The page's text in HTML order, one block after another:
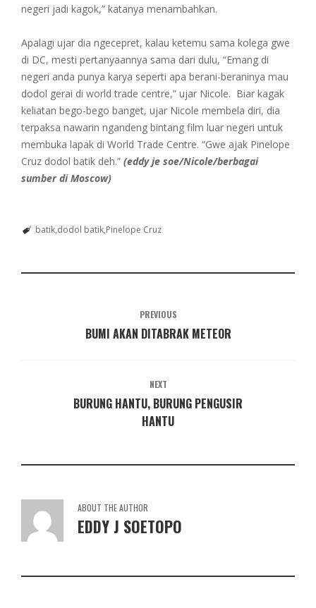
negeri jadi kagok,” katanya menambahkan.
Apalagi ujar dia ngecepret, kalau ketemu sama kolega gwe
di DC, mesti pertanyaannya sama dari dulu, “Emang di
negeri anda punya karya seperti apa berani-beraninya mau
dodol gerai di world trade centre,” ujar Nicole. Biar kagak
keliatan bego-bego banget, ujar Nicole membela diri, dia
terpaksa nawarin ngandeng bintang film luar negeri untuk
membuka lapak di World Trade Centre. “Gwe ajak Pinelope
Cruz dodol batik deh.” (eddy je soe/Nicole/berbagai
sumber di Moscow)
batik dodol batik Pinelope Cruz
PREVIOUS
BUMI AKAN DITABRAK METEOR
NEXT
BURUNG HANTU, BURUNG PENGUSIR
HANTU
ABOUT THE AUTHOR
EDDY J SOETOPO